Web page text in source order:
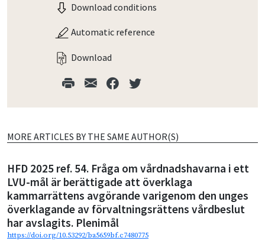
Download conditions
Automatic reference
Download
MORE ARTICLES BY THE SAME AUTHOR(S)
HFD 2025 ref. 54. Fråga om vårdnadshavarna i ett
LVU-mål är berättigade att överklaga
kammarrättens avgörande varigenom den unges
överklagande av förvaltningsrättens vårdbeslut
har avslagits. Plenimål
https://doi.org/10.53292/ba5659bf.c7480775